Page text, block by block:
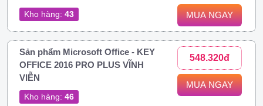
Kho hàng: 43 MUA NGAY
Sản phẩm Microsoft Office - KEY
OFFICE 2016 PRO PLUS VĨNH
VIỄN
Kho hàng: 46
548.320đ
MUA NGAY